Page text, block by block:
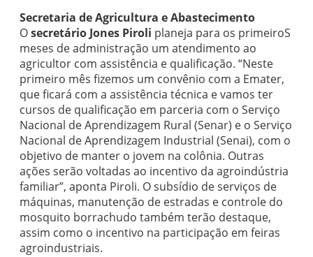
Secretaria de Agricultura e Abastecimento
Osecretário Jones Piroli planeja para os primeiroS
meses de administração um atendimento ao
agricultor com assistência e qualificação. “Neste
primeiro mês fizemos um convênio com a Emater,
que ficará com a assistência técnica e vamos ter
cursos de qualificação em parceria com o Serviço
Nacional de Aprendizagem Rural (Senar) e o Serviço
Nacional de Aprendizagem Industrial (Senai), com o
objetivo de manter o jovem na colônia. Outras
ações serão voltadas ao incentivo da agroindústria
familiar”, aponta Piroli. O subsídio de serviços de
máquinas, manutenção de estradas e controle do
mosquito borrachudo também terão destaque,
assim como o incentivo na participação em feiras
agroindustriais.